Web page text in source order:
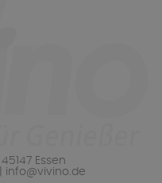
Essen
info@vivino.de